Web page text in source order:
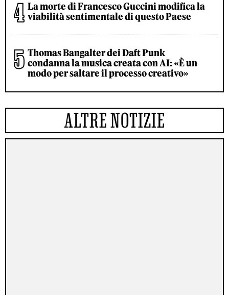
La morte di Francesco Guccini modifica la
viabilità sentimentale di questo Paese
Thomas Bangalter dei Daft Punk
condanna la musica creata con AI: «È un
modo per saltare il processo creativo»
ALTRE NOTIZIE